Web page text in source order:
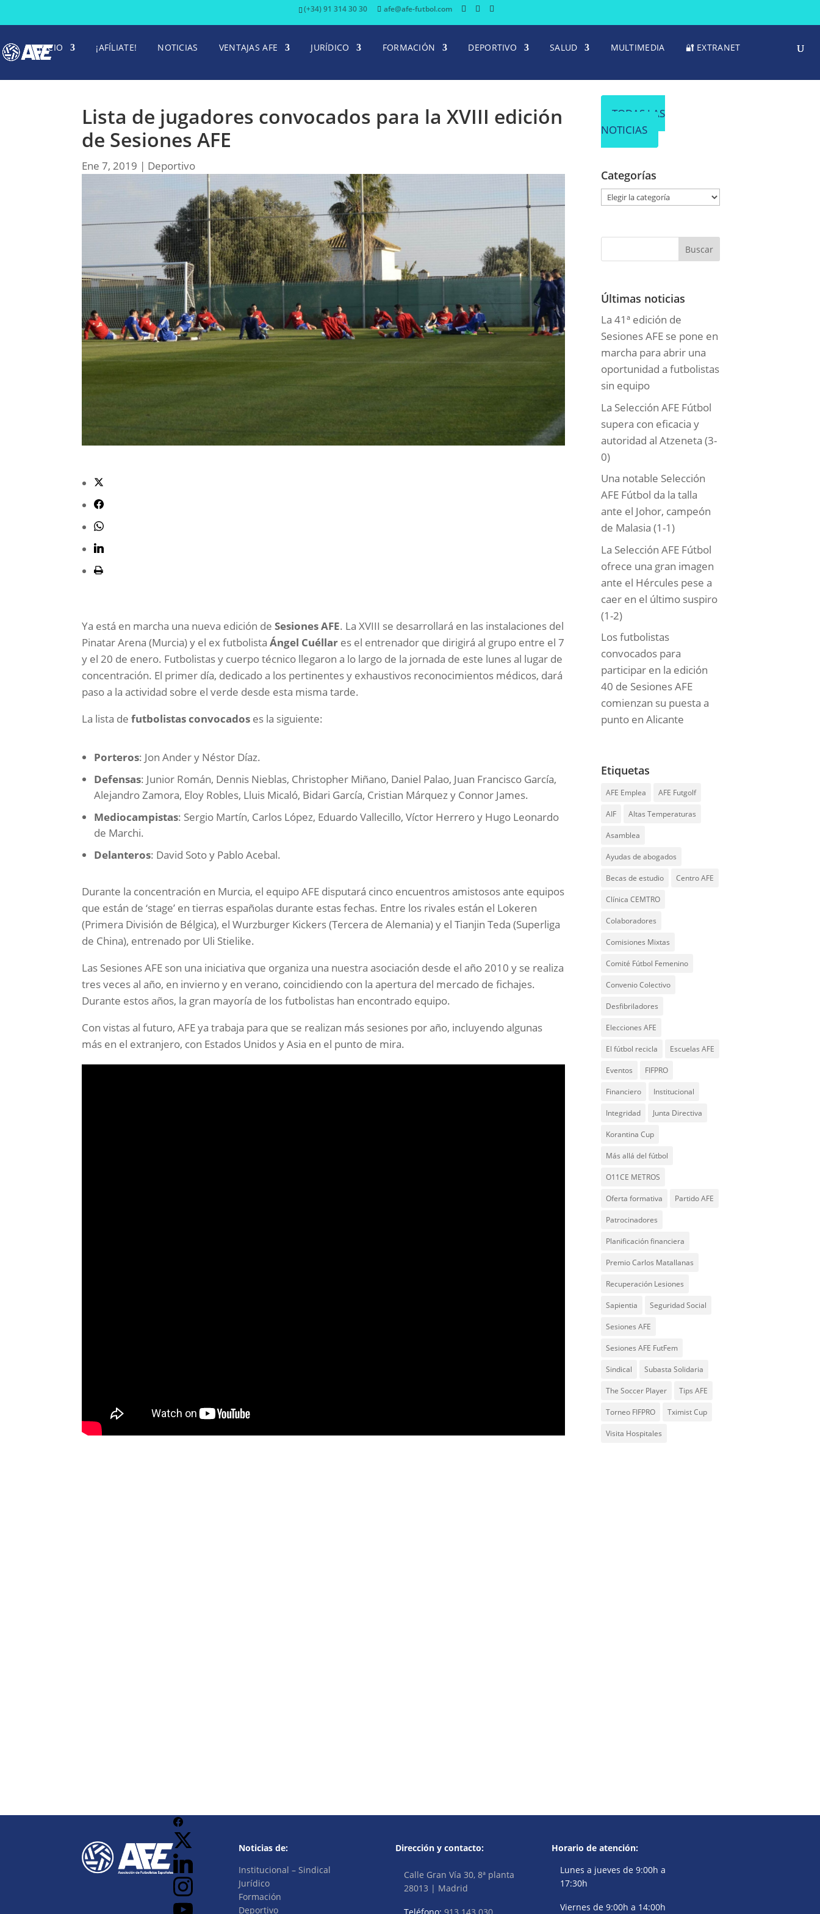
(+34) 91 314 30 30 afe@afe-futbol.com
INICIO ¡AFÍLIATE! NOTICIAS VENTAJAS AFE JURÍDICO FORMACIÓN DEPORTIVO SALUD MULTIMEDIA 🔐 EXTRANET
Lista de jugadores convocados para la XVIII edición
de Sesiones AFE
Ene 7, 2019 | Deportivo
Ya está en marcha una nueva edición deSesiones AFE. La XVIII se desarrollará en las instalaciones del
Pinatar Arena (Murcia) y el ex futbolistaÁngel Cuéllar es el entrenador que dirigirá al grupo entre el 7
y el 20 de enero. Futbolistas y cuerpo técnico llegaron a lo largo de la jornada de este lunes al lugar de
concentración. El primer día, dedicado a los pertinentes y exhaustivos reconocimientos médicos, dará
paso a la actividad sobre el verde desde esta misma tarde.
La lista defutbolistas convocados es la siguiente:
Porteros: Jon Ander y Néstor Díaz.
Defensas: Junior Román, Dennis Nieblas, Christopher Miñano, Daniel Palao, Juan Francisco García,
Alejandro Zamora, Eloy Robles, Lluis Micaló, Bidari García, Cristian Márquez y Connor James.
Mediocampistas: Sergio Martín, Carlos López, Eduardo Vallecillo, Víctor Herrero y Hugo Leonardo
de Marchi.
Delanteros: David Soto y Pablo Acebal.
Durante la concentración en Murcia, el equipo AFE disputará cinco encuentros amistosos ante equipos
que están de ‘stage’ en tierras españolas durante estas fechas. Entre los rivales están el Lokeren
(Primera División de Bélgica), el Wurzburger Kickers (Tercera de Alemania) y el Tianjin Teda (Superliga
de China), entrenado por Uli Stielike.
Las Sesiones AFE son una iniciativa que organiza una nuestra asociación desde el año 2010 y se realiza
tres veces al año, en invierno y en verano, coincidiendo con la apertura del mercado de fichajes.
Durante estos años, la gran mayoría de los futbolistas han encontrado equipo.
Con vistas al futuro, AFE ya trabaja para que se realizan más sesiones por año, incluyendo algunas
más en el extranjero, con Estados Unidos y Asia en el punto de mira.
TODAS LAS
NOTICIAS
Categorías
g
r
a
s
Últimas noticias
La 41ª edición de
Sesiones AFE se pone en
marcha para abrir una
oportunidad a futbolistas
sin equipo
La Selección AFE Fútbol
supera con eficacia y
autoridad al Atzeneta (3-
0)
Una notable Selección
AFE Fútbol da la talla
ante el Johor, campeón
de Malasia (1-1)
La Selección AFE Fútbol
ofrece una gran imagen
ante el Hércules pese a
caer en el último suspiro
(1-2)
Los futbolistas
convocados para
participar en la edición
40 de Sesiones AFE
comienzan su puesta a
punto en Alicante
Etiquetas
AFE Emplea AFE Futgolf
AIF Altas Temperaturas
Asamblea
Ayudas de abogados
Becas de estudio Centro AFE
Clínica CEMTRO
Colaboradores
Comisiones Mixtas
Comité Fútbol Femenino
Convenio Colectivo
Desfibriladores
Elecciones AFE
El fútbol recicla Escuelas AFE
Eventos FIFPRO
Financiero Institucional
Integridad Junta Directiva
Korantina Cup
Más allá del fútbol
O11CE METROS
Oferta formativa Partido AFE
Patrocinadores
Planificación financiera
Premio Carlos Matallanas
Recuperación Lesiones
Sapientia Seguridad Social
Sesiones AFE
Sesiones AFE FutFem
Sindical Subasta Solidaria
The Soccer Player Tips AFE
Torneo FIFPRO Tximist Cup
Visita Hospitales
Noticias de:
Institucional – Sindical
Jurídico
Formación
Deportivo
Dirección y contacto:
Calle Gran Vía 30, 8ª planta
28013 | Madrid
Horario de atención:
Lunes a jueves de 9:00h a
17:30h
Viernes de 9:00h a 14:00h